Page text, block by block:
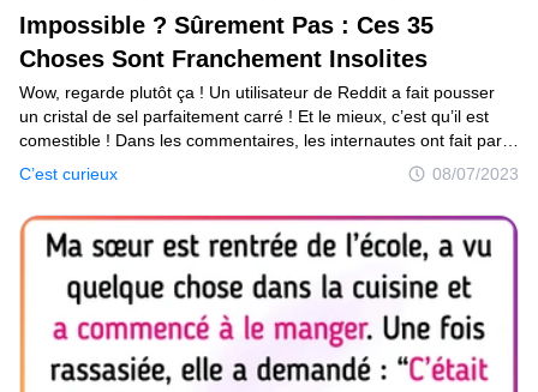
Impossible ? Sûrement Pas : Ces 35
Choses Sont Franchement Insolites
C’est curieux 08/07/2023
Wow, regarde plutôt ça ! Un utilisateur de Reddit a fait pousser
un cristal de sel parfaitement carré ! Et le mieux, c’est qu’il est
comestible ! Dans les commentaires, les internautes ont fait part
de leur expérience en matière de culture des cristaux de sel.
Selon eux, la meilleure façon d’obtenir des cristaux d’une telle
beauté est de laisser un plat contenant de l’eau salée à l’intérieur
pendant un mois. L’eau s’évaporera progressivement
et tu obtiendras tes cristaux.Voilà qui ressemble à une image
futuriste ! Mais il s’agit en fait d’un endroit bien réel. C’est ce qu’il
reste après une éruption volcanique sur la crête de Cumbre Vieja
à La Palma, dans les îles Canaries. On se demande ce qu’ils vont
faire de toutes ces cendres... Il ne semble pas que l’on puisse
se contenter de passer un coup de chasse neige, ou d’attendre